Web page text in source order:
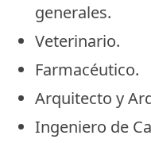
generales.
Veterinario.
Farmacéutico.
Arquitecto y
Ingeniero de